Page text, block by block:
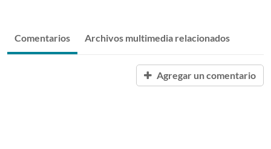
Comentarios Archivos multimedia relacionados
Agregar un comentario